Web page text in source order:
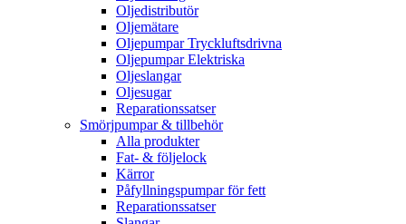
Oljedistributör
Oljemätare
Oljepumpar Tryckluftsdrivna
Oljepumpar Elektriska
Oljeslangar
Oljesugar
Reparationssatser
Smörjpumpar & tillbehör
Alla produkter
Fat- & följelock
Kärror
Påfyllningspumpar för fett
Reparationssatser